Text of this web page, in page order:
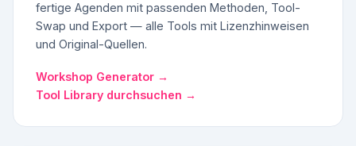
fertige Agenden mit passenden Methoden, Tool-
Swap und Export — alle Tools mit Lizenzhinweisen
und Original-Quellen.
Workshop Generator →
Tool Library durchsuchen →